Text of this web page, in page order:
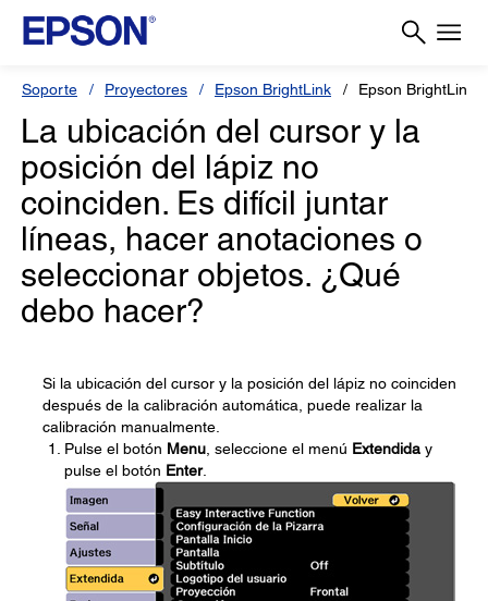
Soporte Proyectores Epson BrightLink Epson BrightLink
La ubicación del cursor y la
posición del lápiz no
coinciden. Es difícil juntar
líneas, hacer anotaciones o
seleccionar objetos. ¿Qué
debo hacer?
Si la ubicación del cursor y la posición del lápiz no coinciden
después de la calibración automática, puede realizar la
calibración manualmente.
Pulse el botón Menu , seleccione el menú Extendida y
pulse el botón Enter.